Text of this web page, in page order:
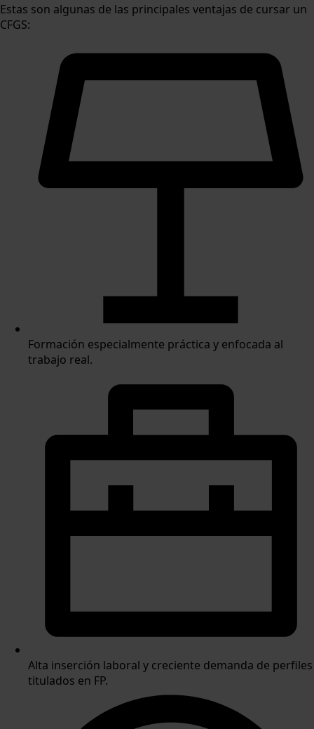
Estas son algunas de las principales ventajas de cursar un
CFGS:
Formación especialmente práctica y enfocada al
trabajo real.
Alta inserción laboral y creciente demanda de perfiles
titulados en FP.